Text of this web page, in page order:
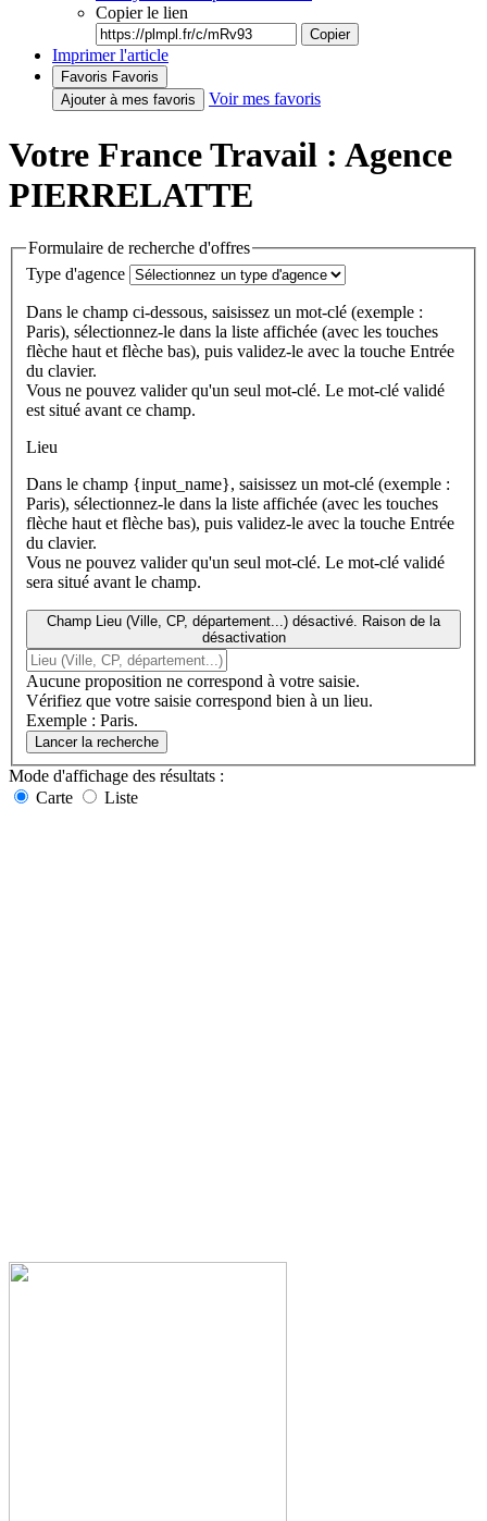
Copier le lien
Copier
Imprimer l'article
Favoris Favoris
Ajouter à mes favoris
Voir mes favoris
Votre France Travail : Agence
PIERRELATTE
Formulaire de recherche d'offres
Type d'agence
Dans le champ ci-dessous, saisissez un mot-clé (exemple :
Paris), sélectionnez-le dans la liste affichée (avec les touches
flèche haut et flèche bas), puis validez-le avec la touche Entrée
du clavier.
Vous ne pouvez valider qu'un seul mot-clé. Le mot-clé validé
est situé avant ce champ.
Lieu
Dans le champ {input_name}, saisissez un mot-clé (exemple :
Paris), sélectionnez-le dans la liste affichée (avec les touches
flèche haut et flèche bas), puis validez-le avec la touche Entrée
du clavier.
Vous ne pouvez valider qu'un seul mot-clé. Le mot-clé validé
sera situé avant le champ.
Champ Lieu (Ville, CP, département...) désactivé. Raison de la
désactivation
Aucune proposition ne correspond à votre saisie.
Vérifiez que votre saisie correspond bien à un lieu.
Exemple : Paris.
Lancer la recherche
Mode d'affichage des résultats :
Carte
Liste